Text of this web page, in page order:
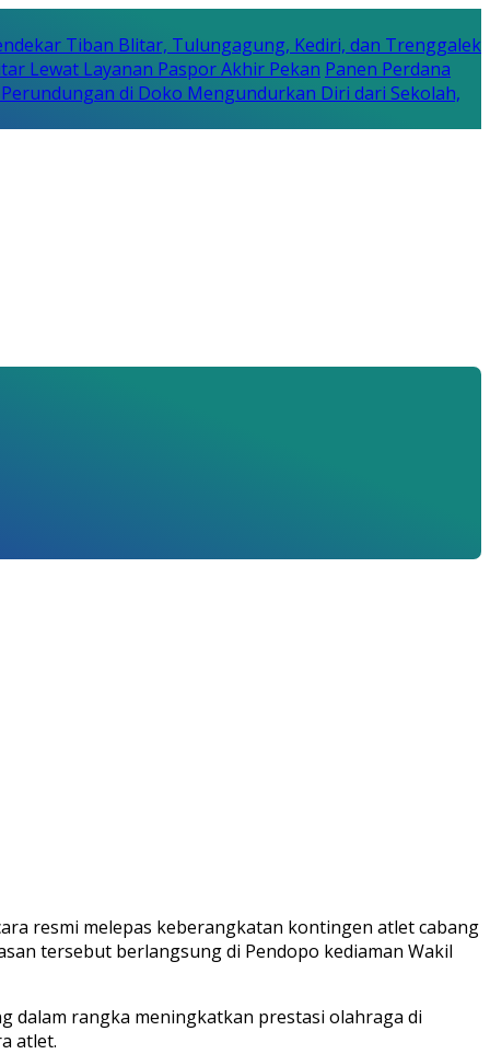
Tiban Blitar, Tulungagung, Kediri, dan Trenggalek
Lewat Layanan Paspor Akhir Pekan Panen Perdana
di Doko Mengundurkan Diri dari Sekolah,
resmi melepas keberangkatan kontingen atlet cabang
tersebut berlangsung di Pendopo kediaman Wakil
dalam rangka meningkatkan prestasi olahraga di
atlet.